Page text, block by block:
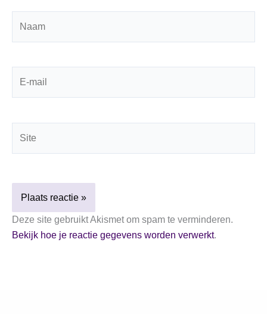
Deze site gebruikt Akismet om spam te verminderen.
Bekijk hoe je reactie gegevens worden verwerkt.